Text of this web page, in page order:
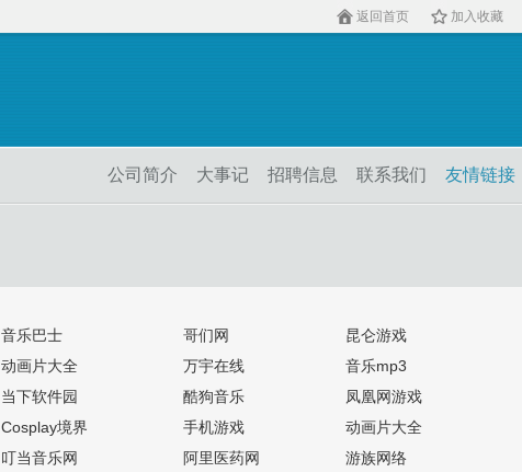
返回首页 加入收藏
公司简介 大事记 招聘信息 联系我们 友情链接
音乐巴士 哥们网
昆仑游戏
动画片大全 万宇在线
音乐mp3
当下软件园 酷狗音乐
凤凰网游戏
Cosplay境界 手机游戏
动画片大全
叮当音乐网 阿里医药网
游族网络